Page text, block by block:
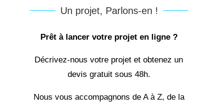
Un projet, Parlons-en !
Prêt à lancer votre projet en ligne ?
Décrivez-nous votre projet et obtenez un
devis gratuit sous 48h.
Nous vous accompagnons de A à Z, de la